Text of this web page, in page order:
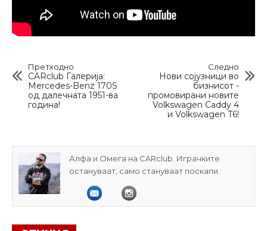
Претходно
CARclub Галерија:
Mercedes-Benz 170S
од далечната 1951-ва
година!
Следно
Нови сојузници во
бизнисот -
промовирани новите
Volkswagen Caddy 4
и Volkswagen T6!
Алфа и Омега на CARclub. Играчките
остануваат, само стануваат поскапи.